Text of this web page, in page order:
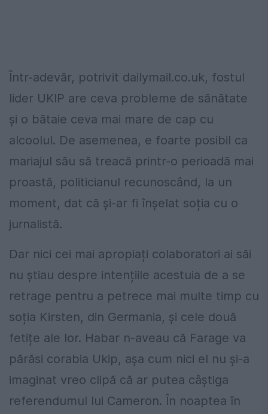
Într-adevăr, potrivit dailymail.co.uk, fostul
lider UKIP are ceva probleme de sănătate
și o bătaie ceva mai mare de cap cu
alcoolul. De asemenea, e foarte posibil ca
mariajul său să treacă printr-o perioadă mai
proastă, politicianul recunoscând, la un
moment, dat că și-ar fi înșelat soția cu o
jurnalistă.
Dar nici cei mai apropiați colaboratori ai săi
nu știau despre intențiile acestuia de a se
retrage pentru a petrece mai multe timp cu
soția Kirsten, din Germania, și cele două
fetițe ale lor. Habar n-aveau că Farage va
părăsi corabia Ukip, așa cum nici el nu și-a
imaginat vreo clipă că ar putea câștiga
referendumul lui Cameron. În noaptea în